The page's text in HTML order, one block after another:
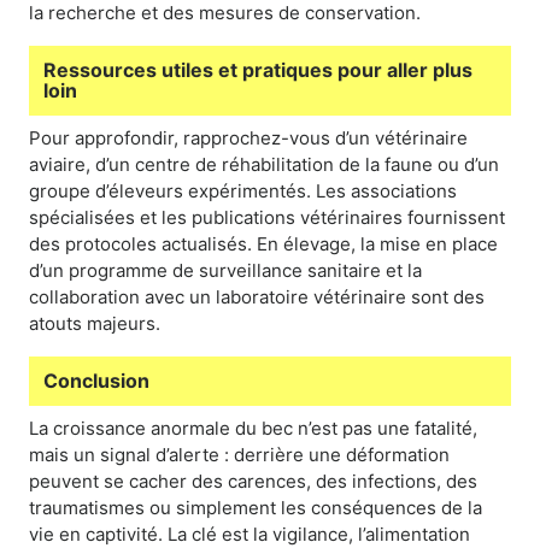
la recherche et des mesures de conservation.
Ressources utiles et pratiques pour aller plus
loin
Pour approfondir, rapprochez-vous d’un vétérinaire
aviaire, d’un centre de réhabilitation de la faune ou d’un
groupe d’éleveurs expérimentés. Les associations
spécialisées et les publications vétérinaires fournissent
des protocoles actualisés. En élevage, la mise en place
d’un programme de surveillance sanitaire et la
collaboration avec un laboratoire vétérinaire sont des
atouts majeurs.
Conclusion
La croissance anormale du bec n’est pas une fatalité,
mais un signal d’alerte : derrière une déformation
peuvent se cacher des carences, des infections, des
traumatismes ou simplement les conséquences de la
vie en captivité. La clé est la vigilance, l’alimentation